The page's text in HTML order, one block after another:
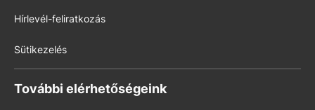
Hírlevél-feliratkozás
Sütikezelés
További elérhetőségeink